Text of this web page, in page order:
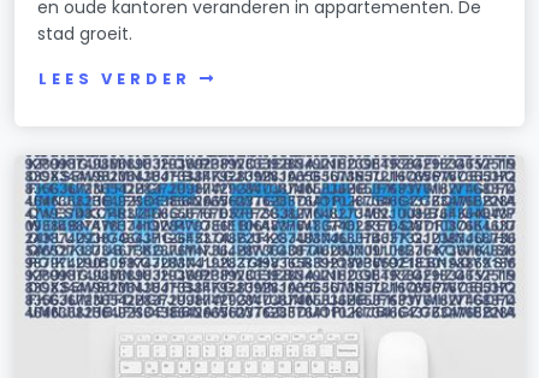
en oude kantoren veranderen in appartementen. De
stad groeit.
LEES VERDER